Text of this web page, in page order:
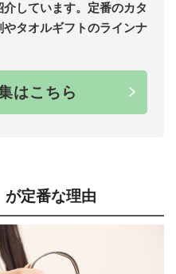
しています。定番のカタ
タオルギフトのラインナ
はこちら
が定番な理由